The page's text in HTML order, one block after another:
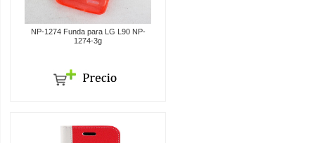
NP-1274 Funda para LG L90 NP-
1274-3g